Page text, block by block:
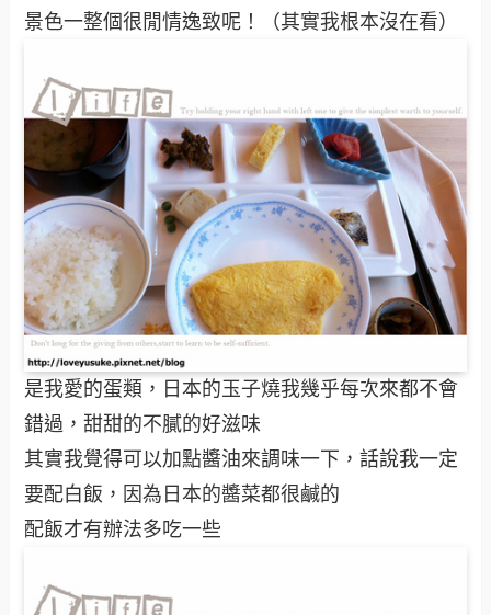
景色一整個很閒情逸致呢！（其實我根本沒在看）
是我愛的蛋類，日本的玉子燒我幾乎每次來都不會
錯過，甜甜的不膩的好滋味
其實我覺得可以加點醬油來調味一下，話說我一定
要配白飯，因為日本的醬菜都很鹹的
配飯才有辦法多吃一些